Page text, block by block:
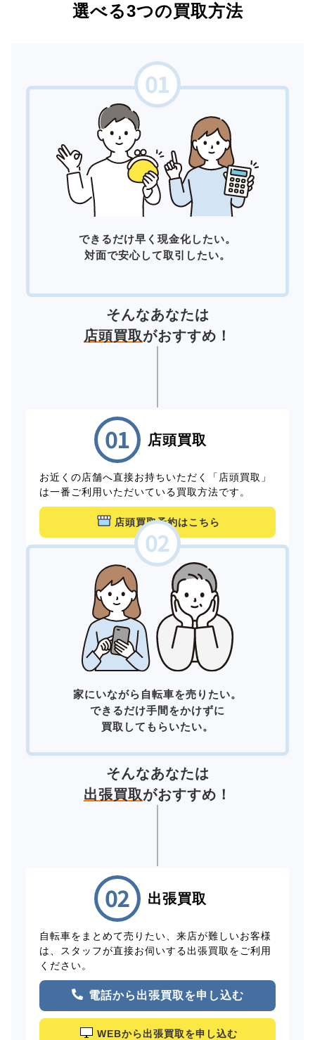
選べる3つの買取方法
できるだけ早く現金化したい。
対面で安心して取引したい。
そんなあなたは
店頭買取がおすすめ！
店頭買取
お近くの店舗へ直接お持ちいただく「店頭買取」
は一番ご利用いただいている買取方法です。
店頭買取予約はこちら
家にいながら自転車を売りたい。
できるだけ手間をかけずに
買取してもらいたい。
そんなあなたは
出張買取がおすすめ！
出張買取
自転車をまとめて売りたい、来店が難しいお客様
は、スタッフが直接お伺いする出張買取をご利用
ください。
電話から出張買取を申し込む
WEBから出張買取を申し込む